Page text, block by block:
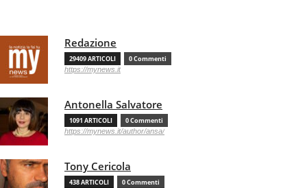
Redazione
29409 ARTICOLI 0 Commenti
https://mynews.it
Antonella Salvatore
1091 ARTICOLI 0 Commenti
https://mynews.it/author/ansa/
Tony Cericola
438 ARTICOLI 0 Commenti